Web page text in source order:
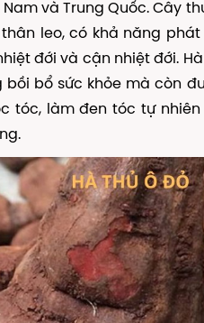
Dược
Khí
và Trung Quốc. Cây
leo, có khả năng
đới và cận nhiệt đới.
bổ sức khỏe mà còn
tóc, làm đen tóc tự